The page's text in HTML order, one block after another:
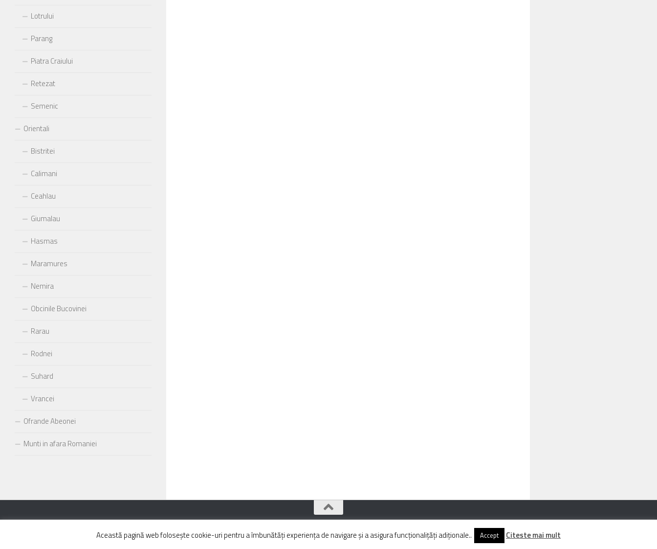
Lotrului
Parang
Piatra Craiului
Retezat
Semenic
Orientali
Bistritei
Calimani
Ceahlau
Giumalau
Hasmas
Maramures
Nemira
Obcinile Bucovinei
Rarau
Rodnei
Suhard
Vrancei
Ofrande Abeonei
Munti in afara Romaniei
Această pagină web folosește cookie-uri pentru a îmbunătăți experiența de navigare și a asigura funcționalițăți adiționale.. Accept Citeste mai mult